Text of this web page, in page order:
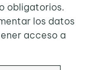
obligatorios.
los datos
acceso a